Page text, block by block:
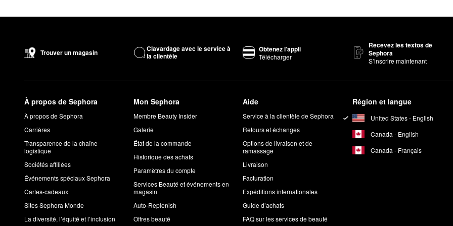
pour
de NEST New York.
Les produits NEST New York sont-ils testés sur les animaux?
ingrédients.
Lesbougiesde NEST New York sont faites à partir d’une base de paraffine de qualité alimentaire, approuvée par la Food and Drug
Unis. Des ingrédients supplémentaires approuvés par la FDA sont aussi ajoutés dans certaines des bougies de la marque pour en
Trouver un magasin
Clavardage avec le service à
la clientèle
Obtenez l’appli
Télécharger
Recevez les textos de
Sephora
S’inscrire maintenant
À propos de Sephora
À propos de Sephora
Carrières
Transparence de la chaîne
logistique
Sociétés affiliées
Événements spéciaux Sephora
Cartes-cadeaux
Sites Sephora Monde
La diversité, l’équité et l’inclusion
Mon Sephora
Membre Beauty Insider
Galerie
État de la commande
Historique des achats
Paramètres du compte
Services Beauté et événements en
magasin
Auto-Replenish
Offres beauté
Aide
Service à la clientèle de Sephora
Retours et échanges
Options de livraison et de
ramassage
Livraison
Facturation
Expéditions internationales
Guide d’achats
FAQ sur les services de beauté
Région et langue
United States - English
Canada - English
Canada - Français